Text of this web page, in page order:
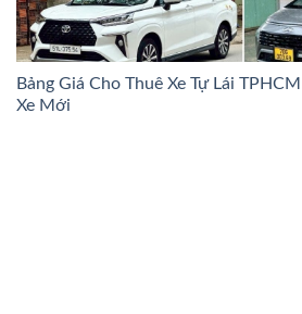
Bảng Giá Cho Thuê Xe Tự Lái
Xe Mới